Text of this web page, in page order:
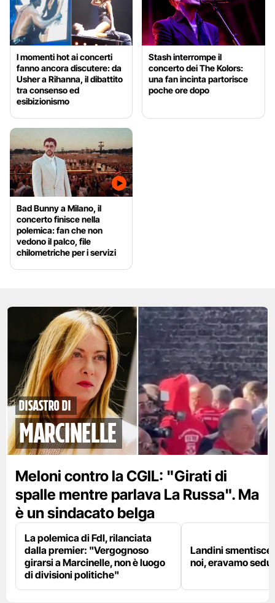
I momenti hot ai concerti
fanno ancora discutere: da
Usher a Rihanna, il dibattito
tra consenso ed
esibizionismo
Stash interrompe il
concerto dei The Kolors:
una fan incinta partorisce
poche ore dopo
Bad Bunny a Milano, il
concerto finisce nella
polemica: fan che non
vedono il palco, file
chilometriche per i servizi
disastro di
marcinelle
Meloni contro la CGIL: "Girati di
spalle mentre parlava La Russa". Ma
è un sindacato belga
La polemica di FdI, rilanciata
dalla premier: "Vergognoso
girarsi a Marcinelle, non è luogo
di divisioni politiche"
Landini
noi, eravamo